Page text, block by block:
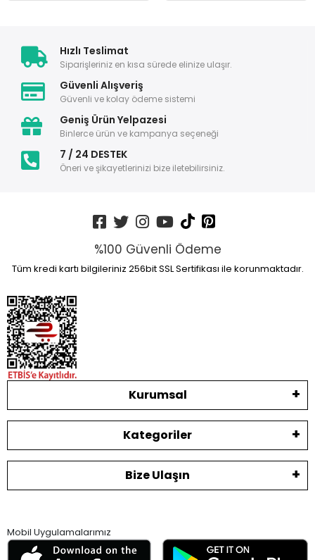
Hızlı Teslimat
Siparişleriniz en kısa sürede elinize ulaşır.
Güvenli Alışveriş
Güvenli ve kolay ödeme sistemi
Geniş Ürün Yelpazesi
Binlerce ürün ve kampanya seçeneği
7 / 24 DESTEK
Öneri ve şikayetlerinizi bize iletebilirsiniz.
%100 Güvenli Ödeme
Tüm kredi kartı bilgileriniz 256bit SSL Sertifikası ile korunmaktadır.
Kurumsal
Kategoriler
Bize Ulaşın
Mobil Uygulamalarımız